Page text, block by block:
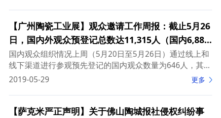
【广州陶瓷工业展】观众邀请工作周报：截止5月26
日，国内外观众预登记总数达11,315人（国内6,883
人，海外4,432人）
国内观众组织情况上周（5月20日至5月26日）通过线上和
线下渠道进行参观预先登记的国内观众数量为646人，其中
有60.4%来自华南地区，19.5%来自华东地区，11%来自华
2019-05-29 更多
【萨克米严正声明】关于佛山陶城报社侵权纠纷事